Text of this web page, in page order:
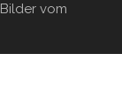
Bilder vom